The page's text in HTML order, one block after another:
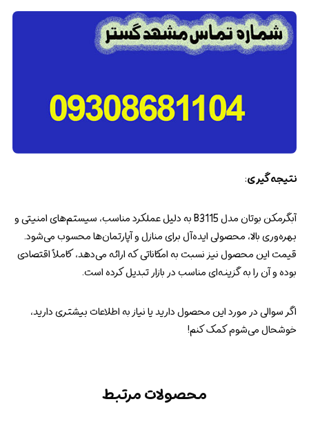
نتیجه‌گیری:
آبگرمکن بوتان مدل B3115 به دلیل عملکرد مناسب، سیستم‌های امنیتی و
بهره‌وری بالا، محصولی ایده‌آل برای منازل و آپارتمان‌ها محسوب می‌شود.
قیمت این محصول نیز نسبت به امکاناتی که ارائه می‌دهد، کاملاً اقتصادی
بوده و آن را به گزینه‌ای مناسب در بازار تبدیل کرده است.
اگر سوالی در مورد این محصول دارید یا نیاز به اطلاعات بیشتری دارید،
خوشحال می‌شوم کمک کنم!
محصولات مرتبط